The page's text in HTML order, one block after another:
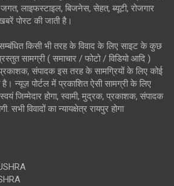
लाइफस्टाइल, बिजनेस, सेहत, ब्यूटी, रोजगार
पोस्ट की जाती है।
किसी भी तरह के विवाद के लिए साइट के कुछ
सामग्री ( समाचार / फोटो / विडियो आदि )
प्रकाशक, संपादक इस तरह के सामग्रियों के लिए कोई
है। न्यूज़ पोर्टल में प्रकाशित ऐसी सामग्री के लिए
जिम्मेदार होगा, स्वामी, मुद्रक, प्रकाशक, संपादक
सभी विवादों का न्यायक्षेत्र रायपुर होगा